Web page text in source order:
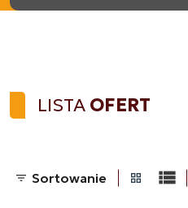
LISTA OFERT
Sortowanie
tabelalista